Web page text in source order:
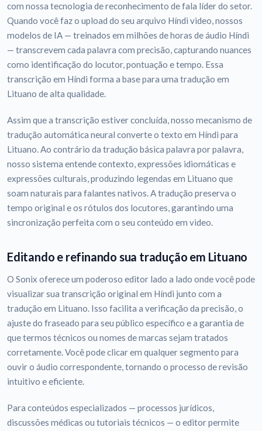
com nossa tecnologia de reconhecimento de fala líder do setor.
Quando você faz o upload do seu arquivo Híndi video, nossos
modelos de IA — treinados em milhões de horas de áudio Híndi
— transcrevem cada palavra com precisão, capturando nuances
como identificação do locutor, pontuação e tempo. Essa
transcrição em Híndi forma a base para uma tradução em
Lituano de alta qualidade.
Assim que a transcrição estiver concluída, nosso mecanismo de
tradução automática neural converte o texto em Híndi para
Lituano. Ao contrário da tradução básica palavra por palavra,
nosso sistema entende contexto, expressões idiomáticas e
expressões culturais, produzindo legendas em Lituano que
soam naturais para falantes nativos. A tradução preserva o
tempo original e os rótulos dos locutores, garantindo uma
sincronização perfeita com o seu conteúdo em video.
Editando e refinando sua tradução em Lituano
O Sonix oferece um poderoso editor lado a lado onde você pode
visualizar sua transcrição original em Híndi junto com a
tradução em Lituano. Isso facilita a verificação da precisão, o
ajuste do fraseado para seu público específico e a garantia de
que termos técnicos ou nomes de marcas sejam tratados
corretamente. Você pode clicar em qualquer segmento para
ouvir o áudio correspondente, tornando o processo de revisão
intuitivo e eficiente.
Para conteúdos especializados — processos jurídicos,
discussões médicas ou tutoriais técnicos — o editor permite